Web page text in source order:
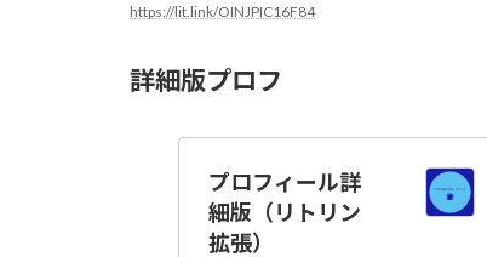
https://lit.link/OINJPIC16F84
詳細版プロフ
プロフィール詳
細版（リトリン
拡張）